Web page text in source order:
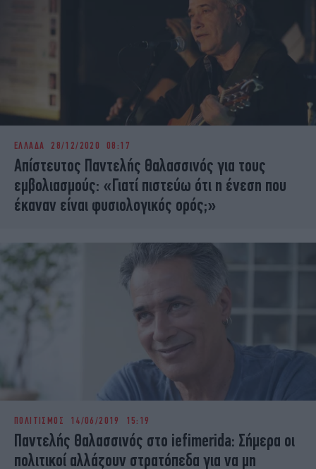
ΕΛΛΑΔΑ 28/12/2020 08:17
Απίστευτος Παντελής Θαλασσινός για τους
εμβολιασμούς: «Γιατί πιστεύω ότι η ένεση που
έκαναν είναι φυσιολογικός ορός;»
ΠΟΛΙΤΙΣΜΟΣ 14/06/2019 15:19
Παντελής Θαλασσινός στο iefimerida: Σήμερα οι
πολιτικοί αλλάζουν στρατόπεδα για να μη